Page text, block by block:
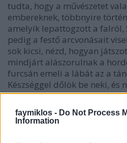
faymiklos - Do Not Process
Information
tudta, hogy a művészetet
embereknek, többnyire
amelyik lepattogzott a falról,
pedig a festő arcvonásait
sok kicsi, nézd, hogyan
mindjárt alászorulnak a
furcsán emeli a lábát az a
Készséggel dőlök be neki, és
kezdem el keresni a kakiló
Csak nem találom.